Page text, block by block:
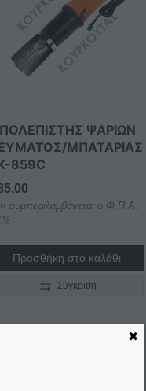
ΨΑΡΙΩΝ
ΜΠΑΤΑΡΙΑΣ
859C
συμπεριλαμβάνεται ο Φ.Π.Α.
Προσθήκη στο καλάθι
Σύγκριση
✖